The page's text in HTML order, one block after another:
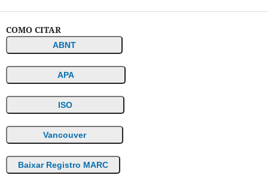
COMO CITAR
ABNT
APA
ISO
Vancouver
Baixar Registro MARC